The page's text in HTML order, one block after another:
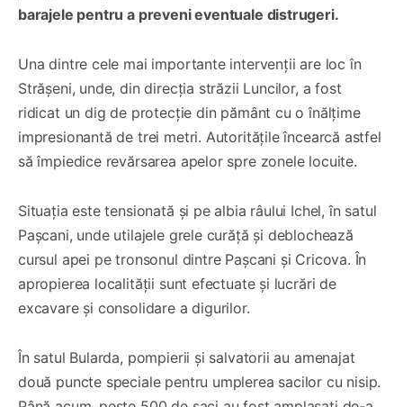
barajele pentru a preveni eventuale distrugeri.
Una dintre cele mai importante intervenții are loc în
Strășeni, unde, din direcția străzii Luncilor, a fost
ridicat un dig de protecție din pământ cu o înălțime
impresionantă de trei metri. Autoritățile încearcă astfel
să împiedice revărsarea apelor spre zonele locuite.
Situația este tensionată și pe albia râului Ichel, în satul
Pașcani, unde utilajele grele curăță și deblochează
cursul apei pe tronsonul dintre Pașcani și Cricova. În
apropierea localității sunt efectuate și lucrări de
excavare și consolidare a digurilor.
În satul Bularda, pompierii și salvatorii au amenajat
două puncte speciale pentru umplerea sacilor cu nisip.